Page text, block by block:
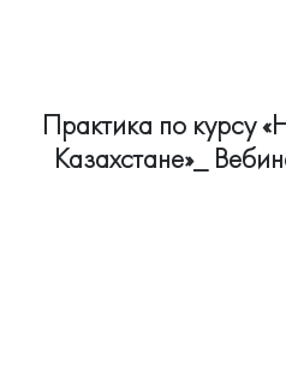
Практика по курсу
Казахстане»_